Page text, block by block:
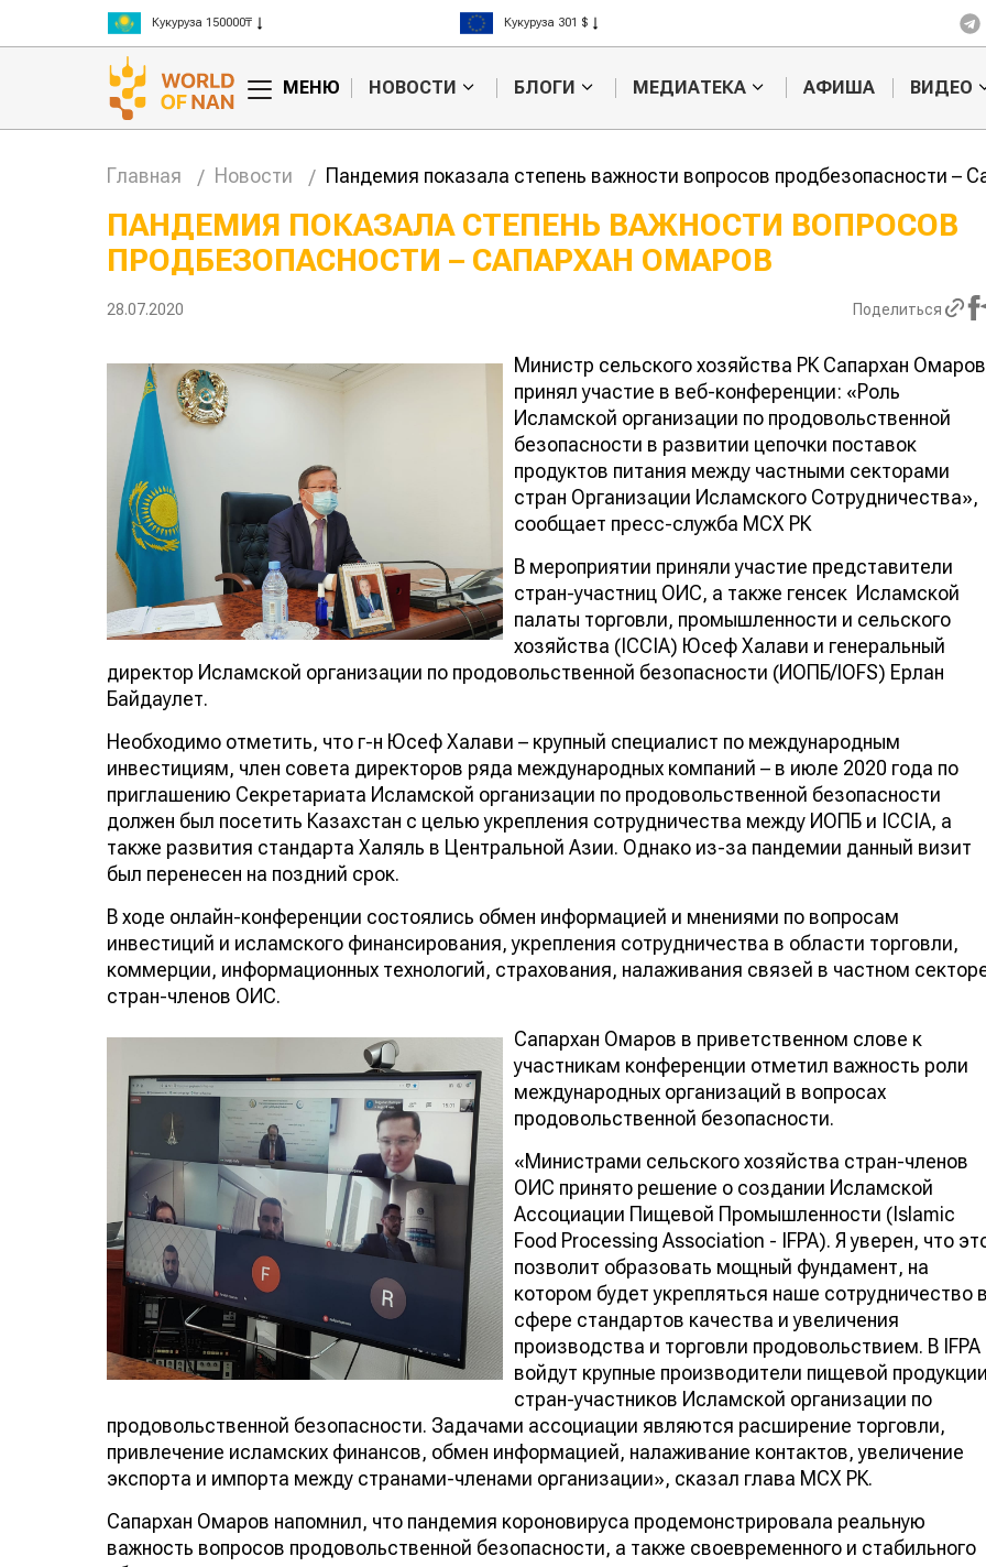
Рис 300000₸
Пшеница 3 класс 125000₸
Рис 408 $
Пшеница 423 $
МЕНЮ НОВОСТИ БЛОГИ МЕДИАТЕКА АФИША ВИДЕО
Главная Новости Пандемия показала степень важности вопросов продбезопасности –
ПАНДЕМИЯ ПОКАЗАЛА СТЕПЕНЬ ВАЖНОСТИ ВОПРОСОВ
ПРОДБЕЗОПАСНОСТИ – САПАРХАН ОМАРОВ
28.07.2020 Поделиться
Министр сельского хозяйства РК Сапархан Омаров
принял участие в веб-конференции: «Роль
Исламской организации по продовольственной
безопасности в развитии цепочки поставок
продуктов питания между частными секторами
стран Организации Исламского Сотрудничества»,
сообщает пресс-служба МСХ РК
В мероприятии приняли участие представители
стран-участниц ОИС, а также генсек Исламской
палаты торговли, промышленности и сельского
хозяйства (ICCIA) Юсеф Халави и генеральный
директор Исламской организации по продовольственной безопасности (ИОПБ/IOFS) Ерлан
Байдаулет.
Необходимо отметить, что г-н Юсеф Халави – крупный специалист по международным
инвестициям, член совета директоров ряда международных компаний – в июле 2020 года по
приглашению Секретариата Исламской организации по продовольственной безопасности
должен был посетить Казахстан с целью укрепления сотрудничества между ИОПБ и ICCIA, а
также развития стандарта Халяль в Центральной Азии. Однако из-за пандемии данный визит
был перенесен на поздний срок.
В ходе онлайн-конференции состоялись обмен информацией и мнениями по вопросам
инвестиций и исламского финансирования, укрепления сотрудничества в области торговли,
коммерции, информационных технологий, страхования, налаживания связей в частном
стран-членов ОИС.
Сапархан Омаров в приветственном слове к
участникам конференции отметил важность роли
международных организаций в вопросах
продовольственной безопасности.
«Министрами сельского хозяйства стран-членов
ОИС принято решение о создании Исламской
Ассоциации Пищевой Промышленности (Islamic
Food Processing Association - IFPA). Я уверен, что
позволит образовать мощный фундамент, на
котором будет укрепляться наше сотрудничество
сфере стандартов качества и увеличения
производства и торговли продовольствием. В IFPA
войдут крупные производители пищевой
стран-участников Исламской организации по
продовольственной безопасности. Задачами ассоциации являются расширение торговли,
привлечение исламских финансов, обмен информацией, налаживание контактов, увеличение
экспорта и импорта между странами-членами организации», сказал глава МСХ РК.
Сапархан Омаров напомнил, что пандемия короновируса продемонстрировала реальную
важность вопросов продовольственной безопасности, а также своевременного и стабильного
Казахстанское
Картофельные